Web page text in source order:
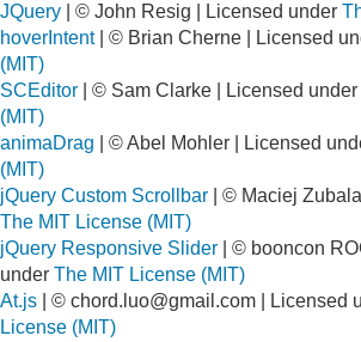
JQuery | © John Resig | Licensed under
hoverIntent| © Brian Cherne | Licensed
(MIT)
SCEditor | © Sam Clarke | Licensed under
(MIT)
animaDrag | © Abel Mohler | Licensed
(MIT)
jQuery Custom Scrollbar | © Maciej
The MIT License (MIT)
jQuery Responsive Slider | © booncon
under The MIT License (MIT)
At.js | © chord.luo@gmail.com | Licensed
License (MIT)